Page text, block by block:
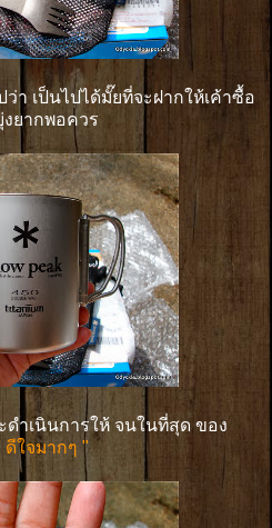
า เป็นไปได้มั๊ยที่จะฝากให้เค้าซื้อ
งยากพอควร
ดำเนินการให้ จนในที่สุด ของ
ดีใจมากๆ "